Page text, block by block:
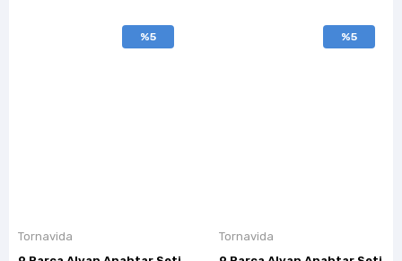
%5
Tornavida
%5
Tornavida